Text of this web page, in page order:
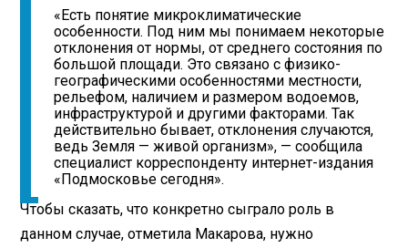
«Есть понятие микроклиматические
особенности. Под ним мы понимаем некоторые
отклонения от нормы, от среднего состояния по
большой площади. Это связано с физико-
географическими особенностями местности,
рельефом, наличием и размером водоемов,
инфраструктурой и другими факторами. Так
действительно бывает, отклонения случаются,
ведь Земля — живой организм», — сообщила
специалист корреспонденту интернет-издания
«Подмосковье сегодня».
Чтобы сказать, что конкретно сыграло роль в
данном случае, отметила Макарова, нужно